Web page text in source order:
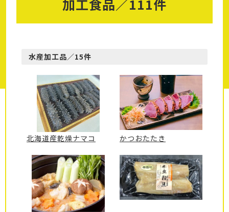
加工食品／111件
水産加工品／15件
北海道産乾燥ナマコ かつおたたき